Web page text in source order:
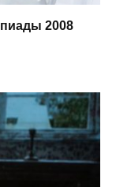
2008